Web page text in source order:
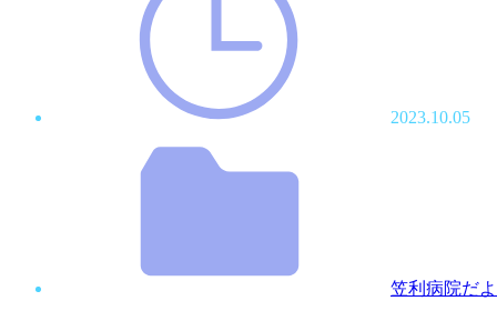
2023.10.05
笠利病院だ